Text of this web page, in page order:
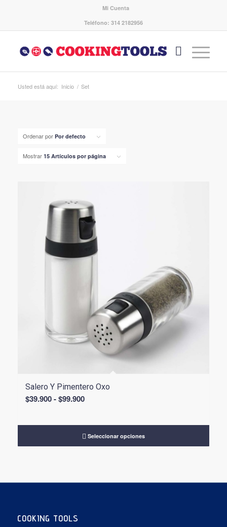
Mi Cuenta
Teléfono: 314 2182956
Usted está aquí: Inicio / Set
Ordenar por Por defecto
Mostrar 15 Artículos por página
Salero Y Pimentero Oxo
$39.900 - $99.900Rango
desde
$39.900
Seleccionar opciones
COOKING TOOLS